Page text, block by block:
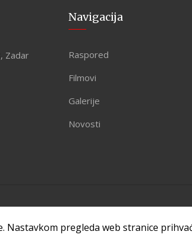
Nastavkom pregleda web stranice
Zadar
Navigacija
Raspored
Filmovi
Galerije
Novosti